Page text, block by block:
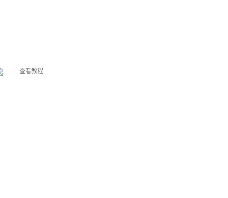
查看教程